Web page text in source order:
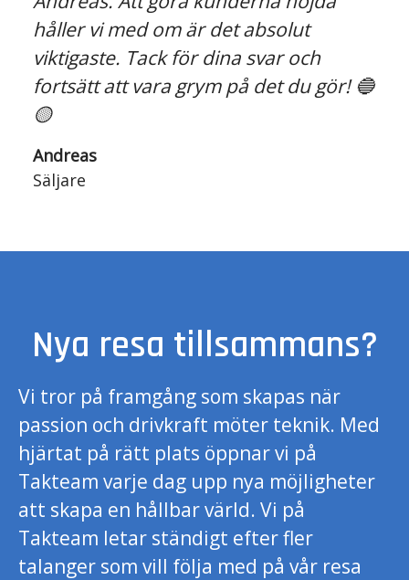
håller vi med om är det absolut
viktigaste. Tack för dina svar och
fortsätt att vara grym på det du gör! 🔵
🟡
Andreas
Säljare
Nya resa tillsammans?
Vi tror på framgång som skapas när
passion och drivkraft möter teknik. Med
hjärtat på rätt plats öppnar vi på
Takteam varje dag upp nya möjligheter
att skapa en hållbar värld. Vi på
Takteam letar ständigt efter fler
talanger som vill följa med på vår resa